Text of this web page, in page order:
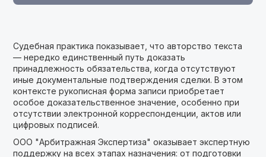
Судебная практика показывает, что авторство текста
— нередко единственный путь доказать
принадлежность обязательства, когда отсутствуют
иные документальные подтверждения сделки. В этом
контексте рукописная форма записи приобретает
особое доказательственное значение, особенно при
отсутствии электронной корреспонденции, актов или
цифровых подписей.
ООО "Арбитражная Экспертиза" оказывает экспертную
поддержку на всех этапах назначения: от подготовки